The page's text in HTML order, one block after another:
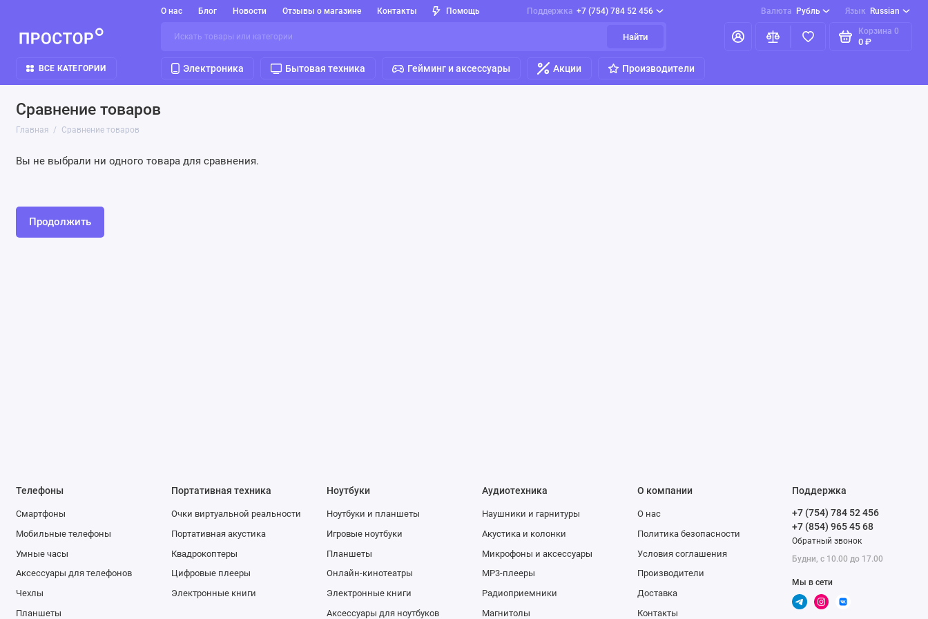
О нас Блог Новости Отзывы о магазине Контакты Помощь Поддержка +7 (754) 784 52 456 Валюта Рубль Язык Russian
Найти
Корзина 0
0 ₽
ВСЕ КАТЕГОРИИ Электроника Бытовая техника Гейминг и аксессуары Акции Производители
Сравнение товаров
Главная Сравнение товаров
Вы не выбрали ни одного товара для сравнения.
Продолжить
Телефоны
Смартфоны
Мобильные телефоны
Умные часы
Аксессуары для телефонов
Чехлы
Планшеты
Портативная техника
Очки виртуальной реальности
Портативная акустика
Квадрокоптеры
Цифровые плееры
Электронные книги
Ноутбуки
Ноутбуки и планшеты
Игровые ноутбуки
Планшеты
Онлайн-кинотеатры
Электронные книги
Аксессуары для ноутбуков
Аудиотехника
Наушники и гарнитуры
Акустика и колонки
Микрофоны и аксессуары
MP3-плееры
Радиоприемники
Магнитолы
О компании
О нас
Политика безопасности
Условия соглашения
Производители
Доставка
Контакты
Поддержка
+7 (754) 784 52 456
+7 (854) 965 45 68
Обратный звонок
Будни, с 10.00 до 17.00
Мы в сети